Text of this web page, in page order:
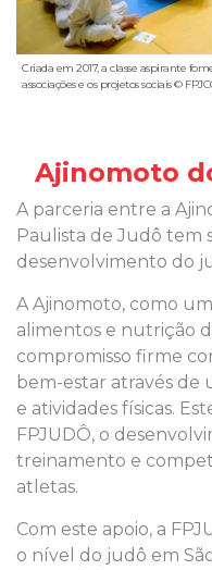
Criada em 2017, a classe aspirante
associações e os projetos sociais ©
Ajinomoto
A parceria entre a
Paulista de Judô tem
desenvolvimento do
A Ajinomoto, como
alimentos e nutrição
compromisso firme
bem-estar através de
e atividades físicas.
FPJUDÔ, o
treinamento e
atletas.
Com este apoio, a
o nível do judô em